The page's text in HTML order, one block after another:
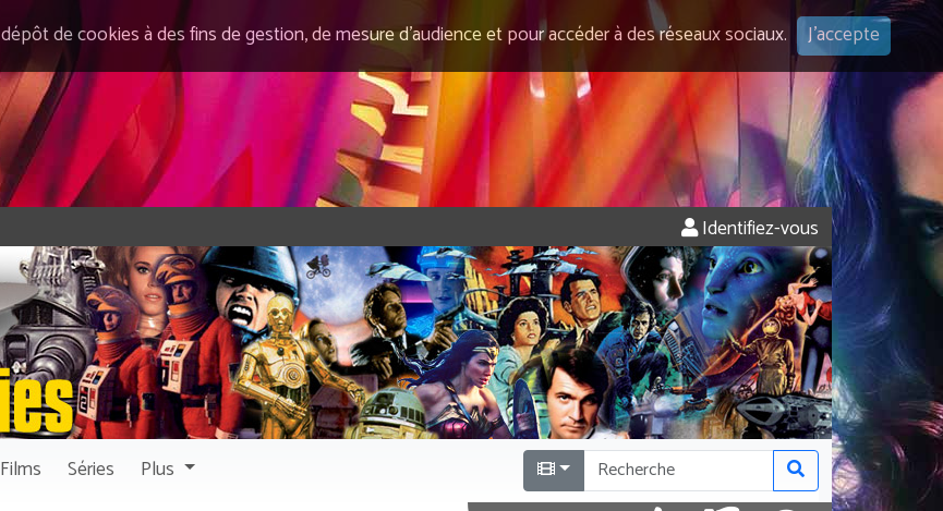
de cookies à des fins de gestion, de mesure d’audience et pour accéder à des réseaux sociaux. J'accepte
Identifiez-vous
Films Séries Plus